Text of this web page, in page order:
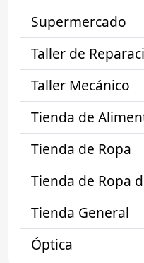
Supermercado
Taller de
Taller Mecánico
Tienda de
Tienda de Ropa
Tienda de Ropa
Tienda General
Óptica